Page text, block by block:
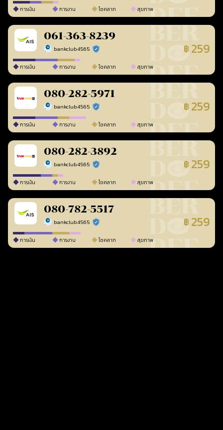
การเงิน การงาน โชคลาภ สุขภาพ
061-363-8239
bankclub4565 ร้านยืนยันแล้ว ฿ 259
การเงิน การงาน โชคลาภ สุขภาพ
080-282-5971
bankclub4565 ร้านยืนยันแล้ว ฿ 259
การเงิน การงาน โชคลาภ สุขภาพ
080-282-3892
bankclub4565 ร้านยืนยันแล้ว ฿ 259
การเงิน การงาน โชคลาภ สุขภาพ
080-782-5517
bankclub4565 ร้านยืนยันแล้ว ฿ 259
การเงิน การงาน โชคลาภ สุขภาพ